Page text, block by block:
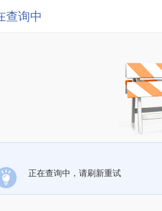
查询中
正在查询中，请刷新重试